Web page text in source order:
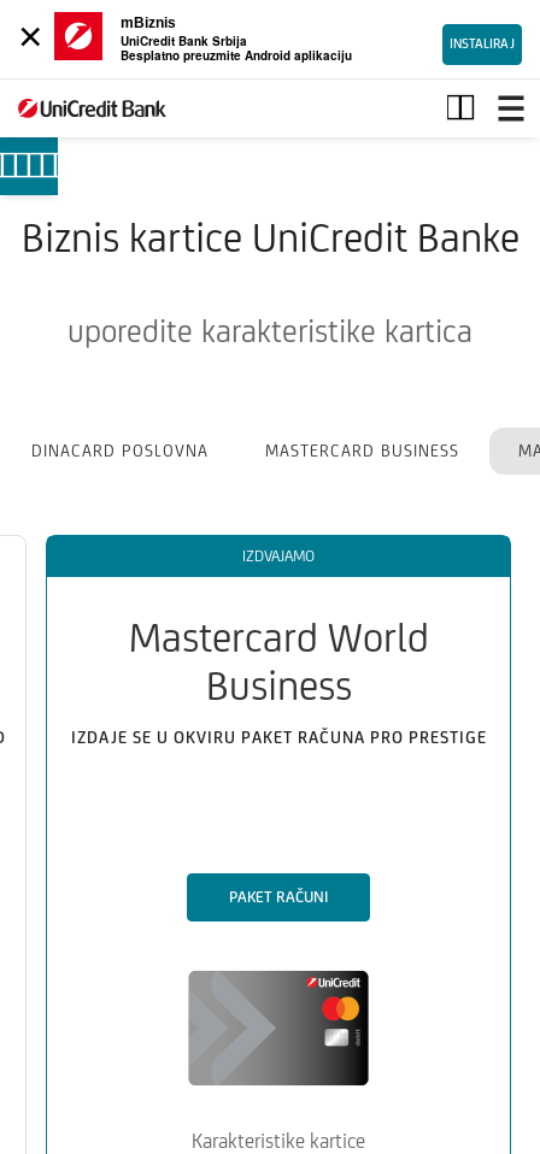
×
mBiznis
UniCredit Bank Srbija
Besplatno preuzmite Android aplikaciju
INSTALIRAJ
Debitne
kartice
Biznis kartice UniCredit Banke
uporedite karakteristike kartica
DINACARD POSLOVNA MASTERCARD BUSINESS
IZDVAJAMO
Mastercard World
Business
IZDAJE SE U OKVIRU PAKET RAČUNA PRO PRESTIGE
PAKET RAČUNI
Karakteristike kartice